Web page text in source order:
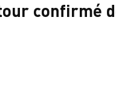
confirmé